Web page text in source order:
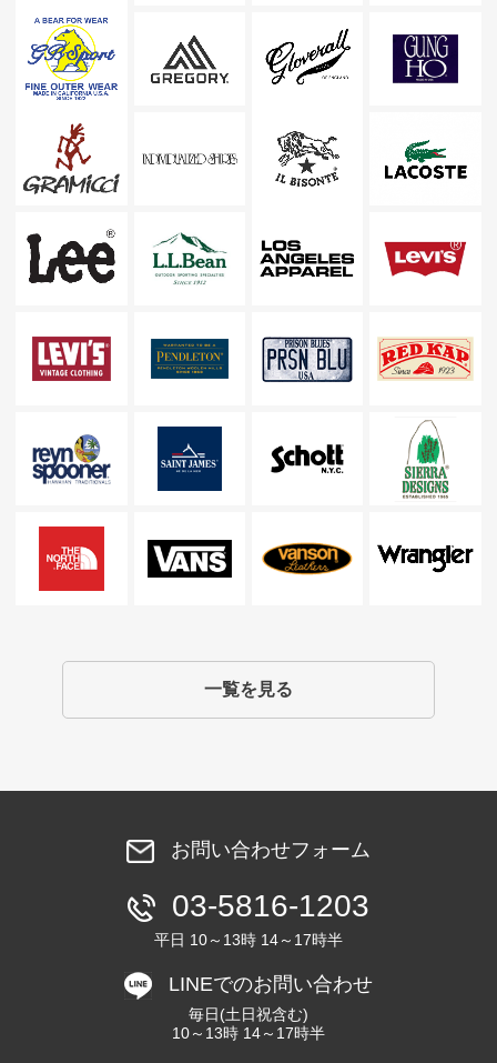
一覧を見る
お問い合わせフォーム
03-5816-1203
平日 10～13時 14～17時半
LINEでのお問い合わせ
毎日(土日祝含む)
10～13時 14～17時半